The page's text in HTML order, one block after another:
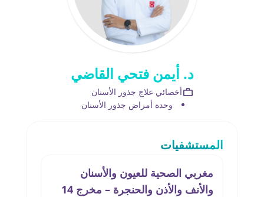
د. أيمن فتحي القاضي
أخصائي علاج جذور الأسنان
وحدة أمراض جذور الأسنان
المستشفيات
مغربي الصحية للعيون والأسنان
والأنف والأذن والحنجرة – مخرج 14